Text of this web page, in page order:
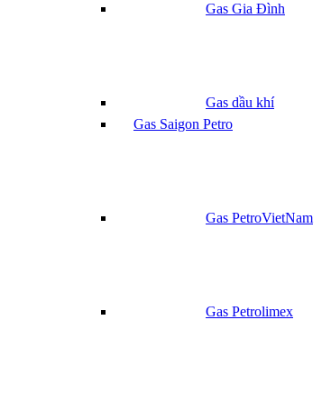
Gas Gia Đình
Gas dầu khí
Gas Saigon Petro
Gas PetroVietNam
Gas Petrolimex